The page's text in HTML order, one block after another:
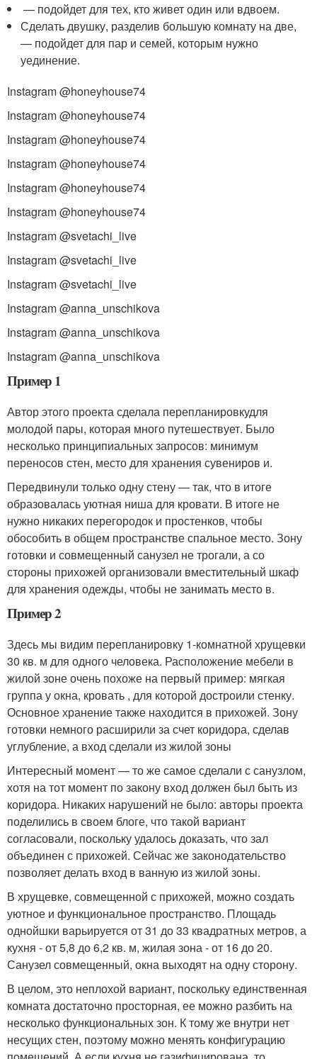
— подойдет для тех, кто живет один или вдвоем.
Сделать двушку, разделив большую комнату на две,
— подойдет для пар и семей, которым нужно
уединение.
Instagram @honeyhouse74
Instagram @honeyhouse74
Instagram @honeyhouse74
Instagram @honeyhouse74
Instagram @honeyhouse74
Instagram @honeyhouse74
Instagram @svetachi_live
Instagram @svetachi_live
Instagram @svetachi_live
Instagram @anna_unschikova
Instagram @anna_unschikova
Instagram @anna_unschikova
Пример 1
Автор этого проекта сделала перепланировкудля
молодой пары, которая много путешествует. Было
несколько принципиальных запросов: минимум
переносов стен, место для хранения сувениров и.
Передвинули только одну стену — так, что в итоге
образовалась уютная ниша для кровати. В итоге не
нужно никаких перегородок и простенков, чтобы
обособить в общем пространстве спальное место. Зону
готовки и совмещенный санузел не трогали, а со
стороны прихожей организовали вместительный шкаф
для хранения одежды, чтобы не занимать место в.
Пример 2
Здесь мы видим перепланировку 1-комнатной хрущевки
30 кв. м для одного человека. Расположение мебели в
жилой зоне очень похоже на первый пример: мягкая
группа у окна, кровать , для которой достроили стенку.
Основное хранение также находится в прихожей. Зону
готовки немного расширили за счет коридора, сделав
углубление, а вход сделали из жилой зоны
Интересный момент — то же самое сделали с санузлом,
хотя на тот момент по закону вход должен был быть из
коридора. Никаких нарушений не было: авторы проекта
поделились в своем блоге, что такой вариант
согласовали, поскольку удалось доказать, что зал
объединен с прихожей. Сейчас же законодательство
позволяет делать вход в ванную из жилой зоны.
В хрущевке, совмещенной с прихожей, можно создать
уютное и функциональное пространство. Площадь
однойшки варьируется от 31 до 33 квадратных метров, а
кухня - от 5,8 до 6,2 кв. м, жилая зона - от 16 до 20.
Санузел совмещенный, окна выходят на одну сторону.
В целом, это неплохой вариант, поскольку единственная
комната достаточно просторная, ее можно разбить на
несколько функциональных зон. К тому же внутри нет
несущих стен, поэтому можно менять конфигурацию